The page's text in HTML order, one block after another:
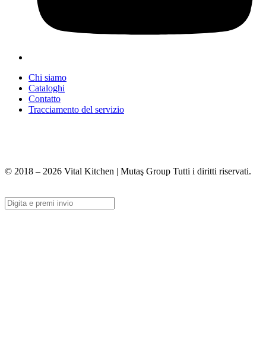
Chi siamo
Cataloghi
Contatto
Tracciamento del servizio
© 2018 – 2026 Vital Kitchen | Mutaş Group Tutti i diritti riservati.